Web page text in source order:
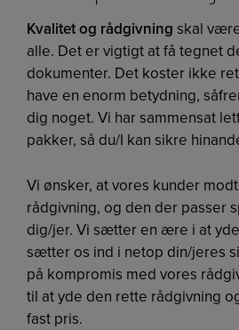
Kvalitet og rådgivning skal
alle. Det er vigtigt at få tegnet
dokumenter. Det koster ikke
have en enorm betydning,
dig noget. Vi har sammensat
pakker, så du/I kan sikre
Vi ønsker, at vores kunder
rådgivning, og den der passer
dig/jer. Vi sætter en ære i at
sætter os ind i netop din/jeres
på kompromis med vores
til at yde den rette rådgivning
fast pris.